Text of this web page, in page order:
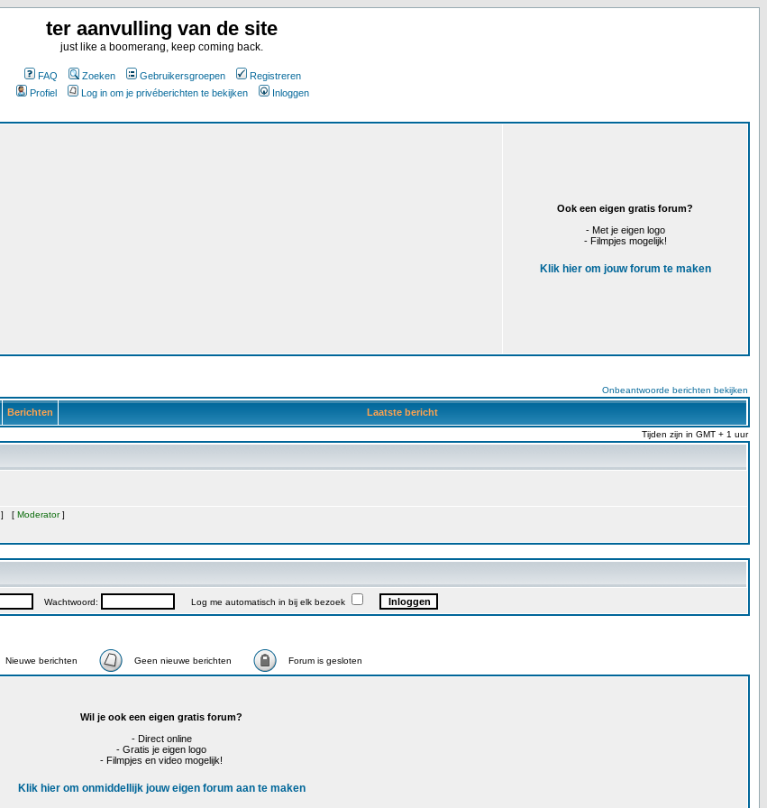
ter aanvulling van de site
just like a boomerang, keep coming back.
FAQ Zoeken Gebruikersgroepen
Registreren
Profiel
Log in om je privéberichten te bekijken Inloggen
Ook een eigen gratis forum?
- Met je eigen logo
- Filmpjes mogelijk!
Klik hier om jouw forum te maken
Onbeantwoorde berichten bekijken
Berichten Laatste bericht
Tijden zijn in GMT + 1 uur
] [ Moderator]
Wachtwoord: Log me automatisch in bij elk bezoek
Nieuwe berichten Geen nieuwe berichten Forum is gesloten
Wil je ook een eigen gratis forum?
- Direct online
- Gratis je eigen logo
- Filmpjes en video mogelijk!
Klik hier om onmiddellijk jouw eigen forum aan te maken